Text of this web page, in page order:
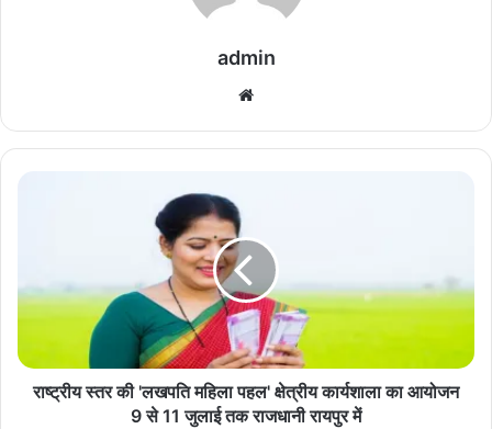
admin
te
की
'
ख
राष्ट्रीय स्तर की 'लखपति महिला पहल' क्षेत्रीय कार्यशाला का आयोजन
9 से 11 जुलाई तक राजधानी रायपुर में